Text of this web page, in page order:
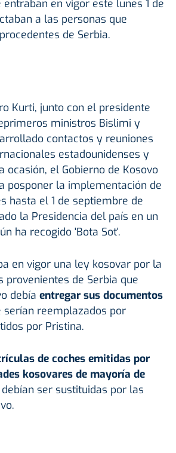
en vigor este lunes 1 de
a las personas que
de Serbia.
Kurti, junto con el presidente
ministros Bislimi y
contactos y reuniones
estadounidenses y
ocasión, el Gobierno de Kosovo
posponer la implementación de
hasta el 1 de septiembre de
la Presidencia del país en un
ha recogido 'Bota Sot'.
en vigor una ley kosovar por la
provenientes de Serbia que
debía entregar sus documentos
serían reemplazados por
por Pristina.
de coches emitidas por
kosovares de mayoría de
debían ser sustituidas por las